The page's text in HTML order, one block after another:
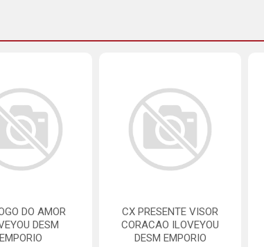
DO AMOR
DESM
EMPORIO
CX PRESENTE VISOR
CORACAO ILOVEYOU
DESM EMPORIO